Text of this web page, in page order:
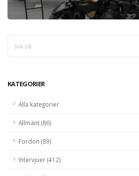
KATEGORIER
Alla kategorier
Allmänt (86)
Fordon (89)
Intervjuer (412)